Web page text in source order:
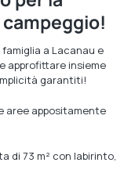
a Lacanau e
approfittare insieme
garantiti!
aree appositamente
di 73 m² con labirinto,